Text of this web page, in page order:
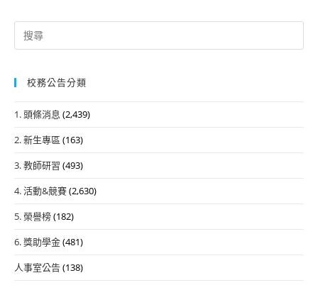
Search
for:
校務公告分類
1. 頭條消息 (2,439)
2. 新生專區 (163)
3. 教師研習 (493)
4. 活動&競賽(2,630)
5. 榮譽榜(182)
6. 獎助學金(481)
人事室公告(138)